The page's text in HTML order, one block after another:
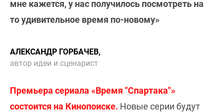
мне кажется, у нас получилось посмотреть на
то удивительное время по-новому»
АЛЕКСАНДР ГОРБАЧЕВ,
автор идеи и сценарист
Премьера сериала «Время "Спартака"»
состоится на Кинопоиске. Новые серии будут